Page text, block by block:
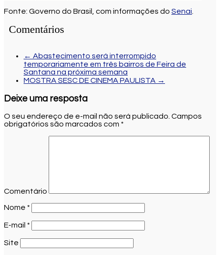
Fonte: Governo do Brasil, com informações do Senai
Comentários
← Abastecimento será interrompido
temporariamente em três bairros de Feira de
Santana na próxima semana
MOSTRA SESC DE CINEMA PAULISTA →
Deixe uma resposta
O seu endereço de e-mail não será publicado. Campos
obrigatórios são marcados com *
Comentário
Nome *
E-mail *
Site